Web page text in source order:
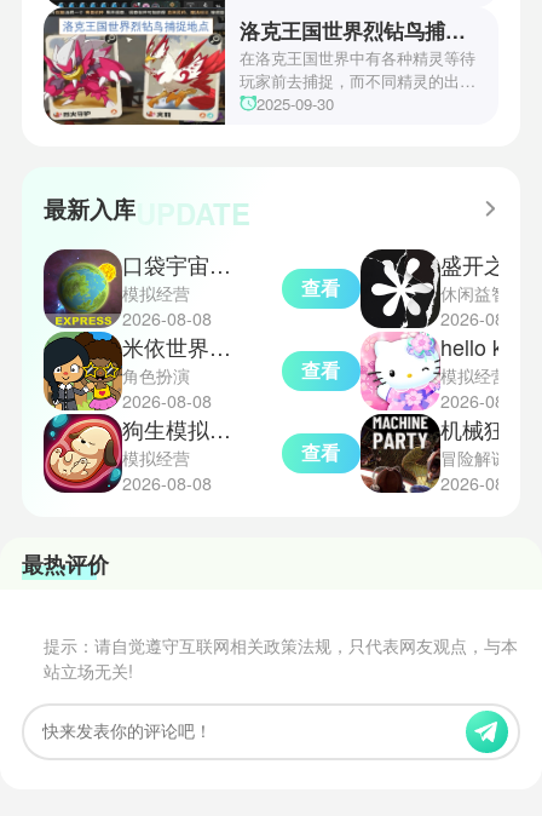
丰富多样的角色体系足以满足不同
战术需求。电表倒转是界园中的核
心挑战之一，玩家需合理利用通宝
和特殊钱币进行资源转换。明日方
乐趣和探索深度，丰富了玩家的游
洛克王国世界烈钻鸟捕捉地点
在洛克王国世界中有各种精灵等待
玩家前去捕捉，而不同精灵的出现
地点和捕捉方式也各不相同。有少
2025-09-30
最新入库UPDATE
口袋宇宙汉化版
模拟经营
2026-08-08
查看
米依世界安卓版
角色扮演
2026-08-08
查看
狗生模拟器中文版
模拟经营
2026-08-08
查看
休闲益智
2026-08-08
模拟经营
2026-08-08
冒险解谜
2026-08-08
最热评价
提示：请自觉遵守互联网相关政策法规，只代表网友观点，与本
站立场无关!